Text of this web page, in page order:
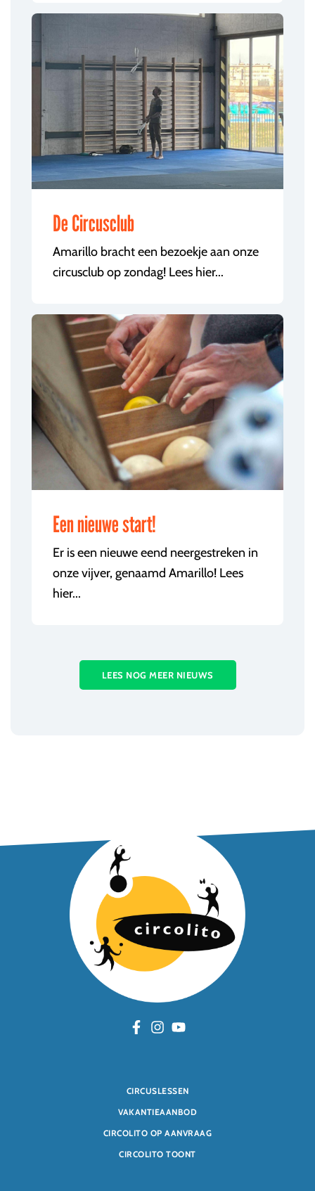
De Circusclub
Amarillo bracht een bezoekje aan onze
circusclub op zondag! Lees hier...
Een nieuwe start!
Er is een nieuwe eend neergestreken in
onze vijver, genaamd Amarillo! Lees
hier...
LEES NOG MEER NIEUWS
CIRCUSLESSEN
VAKANTIEAANBOD
CIRCOLITO OP AANVRAAG
CIRCOLITO TOONT